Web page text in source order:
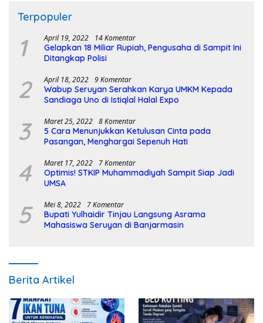
Terpopuler
1 April 19, 2022 14 Komentar
Gelapkan 18 Miliar Rupiah, Pengusaha di Sampit Ini
Ditangkap Polisi
2 April 18, 2022 9 Komentar
Wabup Seruyan Serahkan Karya UMKM Kepada
Sandiaga Uno di Istiqlal Halal Expo
3 Maret 25, 2022 8 Komentar
5 Cara Menunjukkan Ketulusan Cinta pada
Pasangan, Menghargai Sepenuh Hati
4 Maret 17, 2022 7 Komentar
Optimis! STKIP Muhammadiyah Sampit Siap Jadi
UMSA
5 Mei 8, 2022 7 Komentar
Bupati Yulhaidir Tinjau Langsung Asrama
Mahasiswa Seruyan di Banjarmasin
Berita Artikel